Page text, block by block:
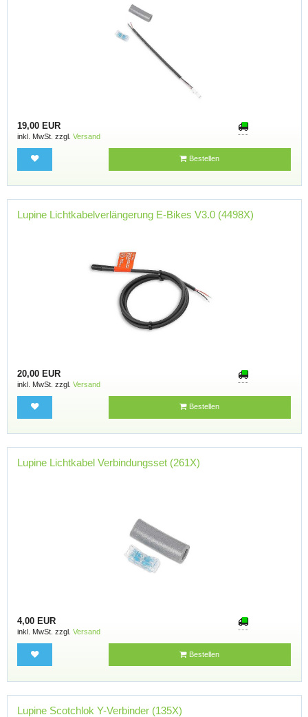
19,00 EUR
inkl. MwSt. zzgl. Versand
Bestellen
Lupine Lichtkabelverlängerung E-Bikes V3.0 (4498X)
20,00 EUR
inkl. MwSt. zzgl. Versand
Bestellen
Lupine Lichtkabel Verbindungsset (261X)
4,00 EUR
inkl. MwSt. zzgl. Versand
Bestellen
Lupine Scotchlok Y-Verbinder (135X)